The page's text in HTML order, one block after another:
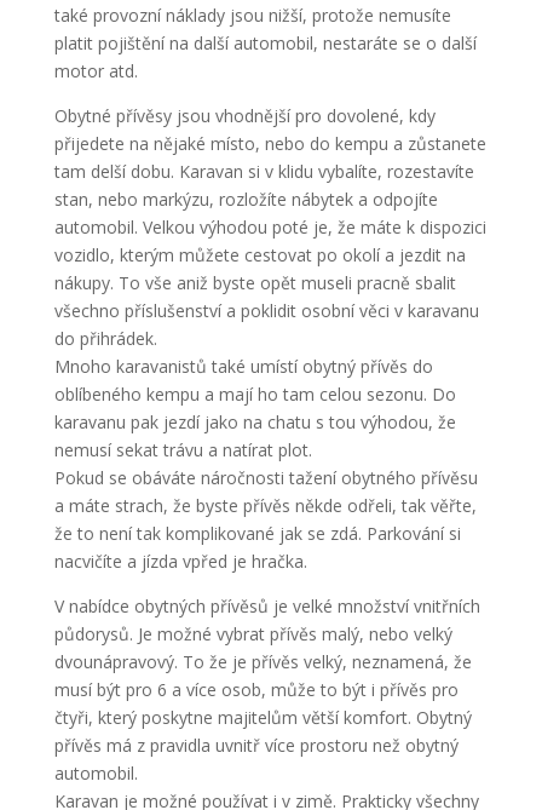
také provozní náklady jsou nižší, protože nemusíte
platit pojištění na další automobil, nestaráte se o další
motor atd.
Obytné přívěsy jsou vhodnější pro dovolené, kdy
přijedete na nějaké místo, nebo do kempu a zůstanete
tam delší dobu. Karavan si v klidu vybalíte, rozestavíte
stan, nebo markýzu, rozložíte nábytek a odpojíte
automobil. Velkou výhodou poté je, že máte k dispozici
vozidlo, kterým můžete cestovat po okolí a jezdit na
nákupy. To vše aniž byste opět museli pracně sbalit
všechno příslušenství a poklidit osobní věci v karavanu
do přihrádek.
Mnoho karavanistů také umístí obytný přívěs do
oblíbeného kempu a mají ho tam celou sezonu. Do
karavanu pak jezdí jako na chatu s tou výhodou, že
nemusí sekat trávu a natírat plot.
Pokud se obáváte náročnosti tažení obytného přívěsu
a máte strach, že byste přívěs někde odřeli, tak věřte,
že to není tak komplikované jak se zdá. Parkování si
nacvičíte a jízda vpřed je hračka.
V nabídce obytných přívěsů je velké množství vnitřních
půdorysů. Je možné vybrat přívěs malý, nebo velký
dvounápravový. To že je přívěs velký, neznamená, že
musí být pro 6 a více osob, může to být i přívěs pro
čtyři, který poskytne majitelům větší komfort. Obytný
přívěs má z pravidla uvnitř více prostoru než obytný
automobil.
Karavan je možné používat i v zimě. Prakticky všechny